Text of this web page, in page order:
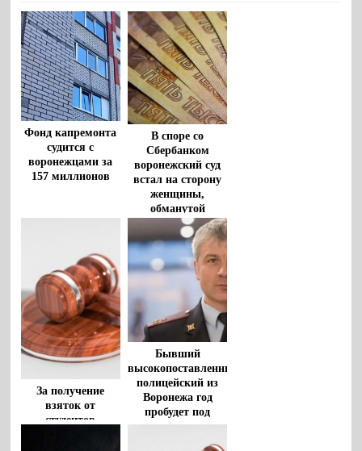
Фонд капремонта
судится с
воронежцами за
157 миллионов
В споре со
Сбербанком
воронежский суд
встал на сторону
женщины,
обманутой
мошенниками
За получение
взяток от
студентов
Бывший
высокопоставленный
полицейский из
Воронежа год
пробудет под
арестом